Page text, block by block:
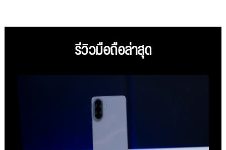
รีวิวมือถือล่าสุด